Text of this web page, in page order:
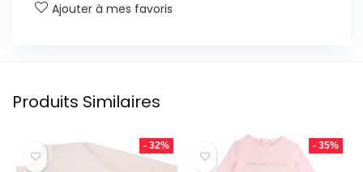
Ajouter à mes favoris
Produits Similaires
- 32% - 35%